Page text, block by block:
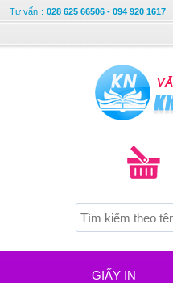
Tư vấn : 028 625 66506 - 094 920 1617
GIẤY IN